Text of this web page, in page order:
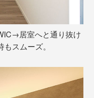
居室へと通り抜け
スムーズ。